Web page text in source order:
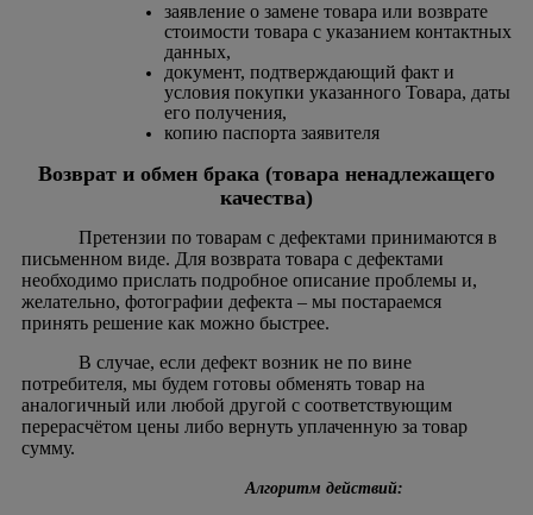
заявление о замене товара или возврате
стоимости товара с указанием контактных
данных,
документ, подтверждающий факт и
условия покупки указанного Товара, даты
его получения,
копию паспорта заявителя
Возврат и обмен брака (товара ненадлежащего
качества)
Претензии по товарам с дефектами принимаются в
письменном виде. Для возврата товара с дефектами
необходимо прислать подробное описание проблемы и,
желательно, фотографии дефекта – мы постараемся
принять решение как можно быстрее.
В случае, если дефект возник не по вине
потребителя, мы будем готовы обменять товар на
аналогичный или любой другой с соответствующим
перерасчётом цены либо вернуть уплаченную за товар
сумму.
Алгоритм действий: